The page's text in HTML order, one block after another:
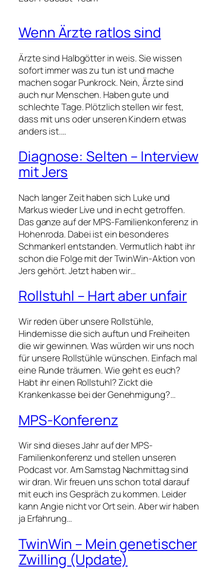
Wenn Ärzte ratlos sind
Ärzte sind Halbgötter in weis. Sie wissen
sofort immer was zu tun ist und mache
machen sogar Punkrock. Nein, Ärzte sind
auch nur Menschen. Haben gute und
schlechte Tage. Plötzlich stellen wir fest,
dass mit uns oder unseren Kindern etwas
anders ist.…
Diagnose: Selten – Interview
mit Jers
Nach langer Zeit haben sich Luke und
Markus wieder Live und in echt getroffen.
Das ganze auf der MPS-Familienkonferenz in
Hohenroda. Dabei ist ein besonderes
Schmankerl entstanden. Vermutlich habt ihr
schon die Folge mit der TwinWin-Aktion von
Jers gehört. Jetzt haben wir…
Rollstuhl – Hart aber unfair
Wir reden über unsere Rollstühle,
Hindernisse die sich auftun und Freiheiten
die wir gewinnen. Was würden wir uns noch
für unsere Rollstühle wünschen. Einfach mal
eine Runde träumen. Wie geht es euch?
Habt ihr einen Rollstuhl? Zickt die
Krankenkasse bei der Genehmigung?…
MPS-Konferenz
Wir sind dieses Jahr auf der MPS-
Familienkonferenz und stellen unseren
Podcast vor. Am Samstag Nachmittag sind
wir dran. Wir freuen uns schon total darauf
mit euch ins Gespräch zu kommen. Leider
kann Angie nicht vor Ort sein. Aber wir haben
ja Erfahrung…
TwinWin – Mein genetischer
Zwilling (Update)